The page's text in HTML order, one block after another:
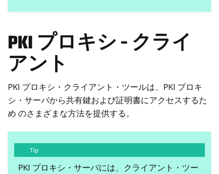
PKI プロキシ - クライ
アント
PKI プロキシ・クライアント・ツールは、PKI プロキ
シ・サーバから共有鍵および証明書にアクセスするた
め のさまざまな方法を提供する。
Tip
PKI プロキシ・サーバには、クライアント・ツー